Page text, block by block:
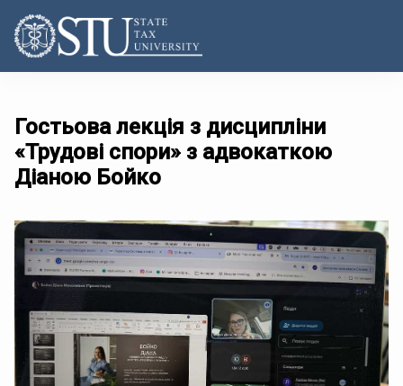
Гостьова лекція з дисципліни
«Трудові спори» з адвокаткою
Діаною Бойко